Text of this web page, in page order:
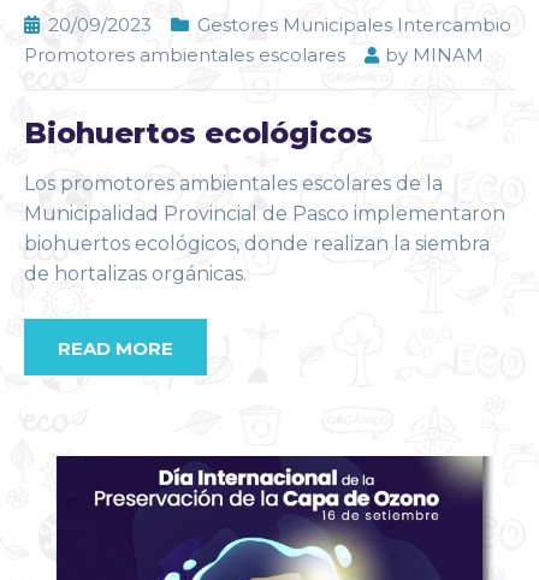
20/09/2023
Gestores Municipales Intercambio
Promotores ambientales escolares
by MINAM
Biohuertos ecológicos
Los promotores ambientales escolares de la
Municipalidad Provincial de Pasco implementaron
biohuertos ecológicos, donde realizan la siembra
de hortalizas orgánicas.
READ MORE